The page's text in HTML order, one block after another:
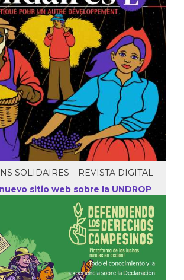
SOLIDAIRES – REVISTA DIGITAL
sitio web sobre la UNDROP